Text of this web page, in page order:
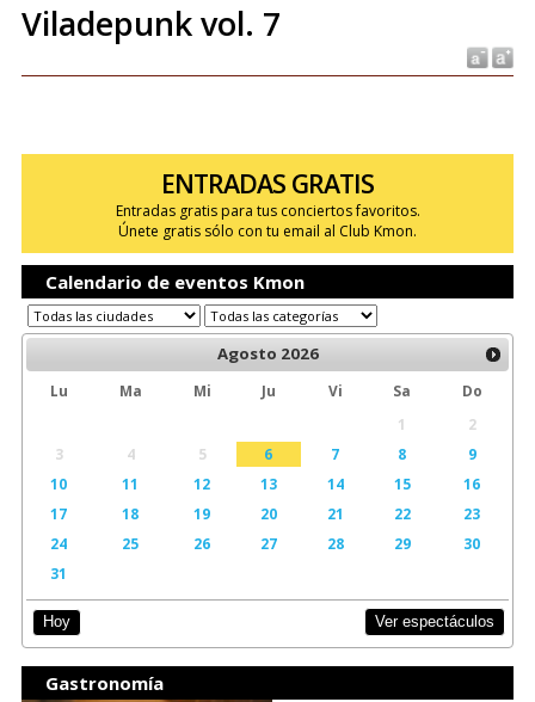
Viladepunk vol. 7
ENTRADAS GRATIS
Entradas gratis para tus conciertos favoritos.
Únete gratis sólo con tu email al Club Kmon.
Calendario de eventos Kmon
Agosto 2026
Lu Ma Mi Ju Vi Sa
Do
1
2
3
4 5 6 7 8
9
10
11 12 13 14 15
16
17
18 19 20 21 22
23
24
25 26 27 28 29
30
31
Hoy Ver espectáculos
Gastronomía